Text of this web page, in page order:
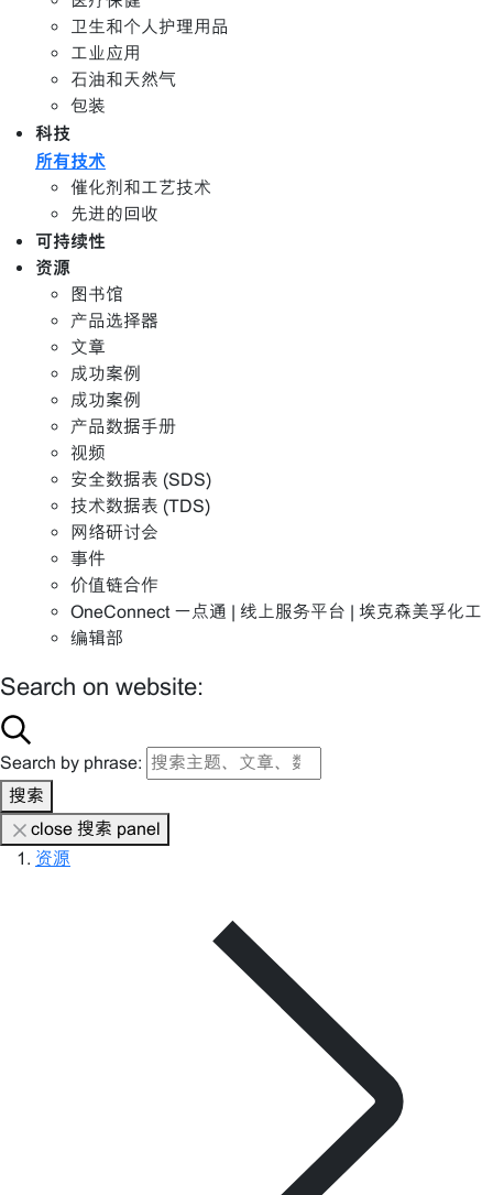
卫生和个人护理用品
工业应用
石油和天然气
包装
科技
所有技术
催化剂和工艺技术
先进的回收
可持续性
资源
图书馆
产品选择器
文章
成功案例
成功案例
产品数据手册
视频
安全数据表 (SDS)
技术数据表 (TDS)
网络研讨会
事件
价值链合作
OneConnect 一点通 | 线上服务平台 | 埃克森美孚化工
编辑部
Search on website:
Search by phrase:
搜索
close 搜索 panel
资源